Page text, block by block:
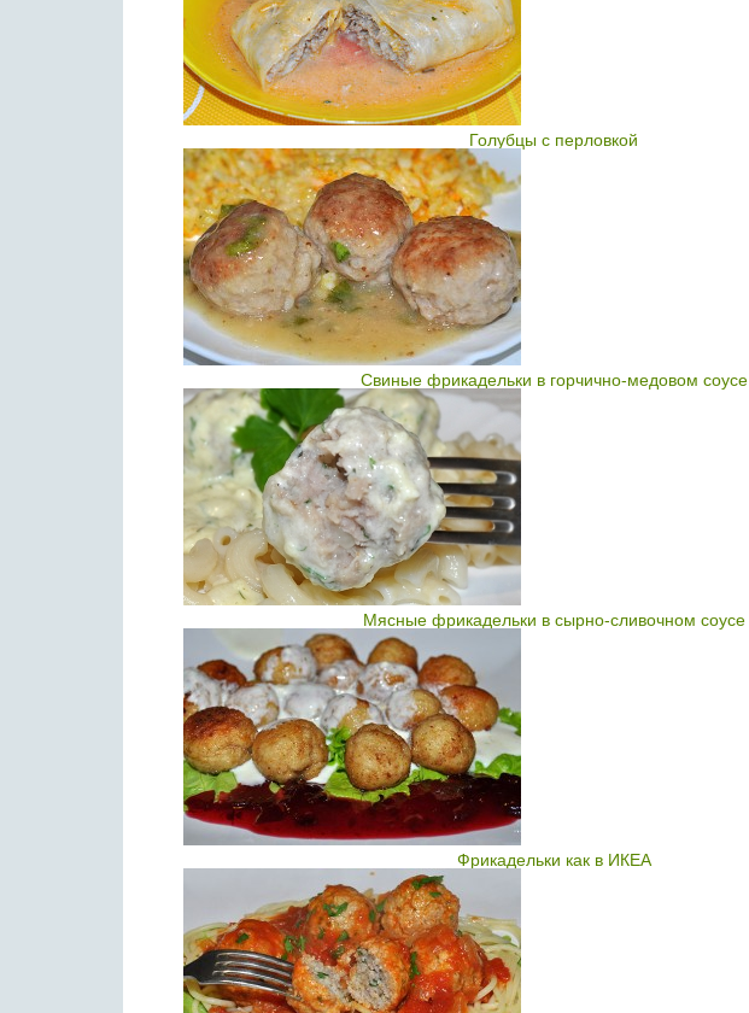
Голубцы с перловкой
Свиные фрикадельки в горчично-медовом соусе
Мясные фрикадельки в сырно-сливочном соусе
Фрикадельки как в ИКЕА